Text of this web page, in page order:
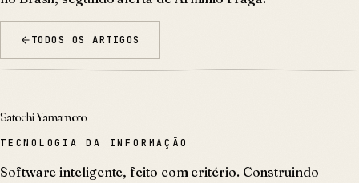
TODOS OS ARTIGOS
Satochi Yamamoto
TECNOLOGIA DA INFORMAÇÃO
Software inteligente, feito com critério. Construindo